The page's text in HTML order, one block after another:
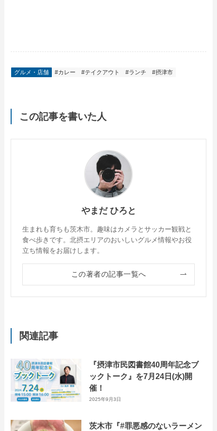
グルメ・店舗 #カレー #テイクアウト #ランチ #摂津市
この記事を書いた人
やまだ ひろと
生まれも育ちも茨木市。趣味はカメラとサッカー観戦と
食べ歩きです。北摂エリアのおいしいグルメ情報やお役
立ち情報をお届けします。
この著者の記事一覧へ
関連記事
『摂津市民図書館40周年記念ブ
ックトーク』を7月24日(水)開
催！
2025年9月3日
茨木市『#罪悪感のないラーメン